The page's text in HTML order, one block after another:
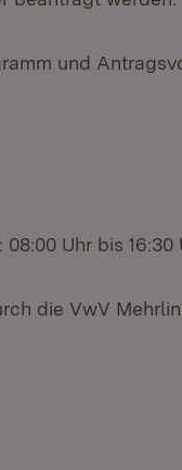
und
Uhr bis 16:30
die VwV